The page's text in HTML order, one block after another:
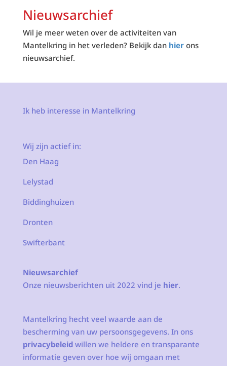
Nieuwsarchief
Wil je meer weten over de activiteiten van
Mantelkring in het verleden? Bekijk dan hierons
nieuwsarchief.
Ik heb interesse in Mantelkring
Wij zijn actief in:
Den Haag
Lelystad
Biddinghuizen
Dronten
Swifterbant
Nieuwsarchief
Onze nieuwsberichten uit 2022 vind je hier.
Mantelkring hecht veel waarde aan de
bescherming van uw persoonsgegevens. In ons
privacybeleidwillen we heldere en transparante
informatie geven over hoe wij omgaan met